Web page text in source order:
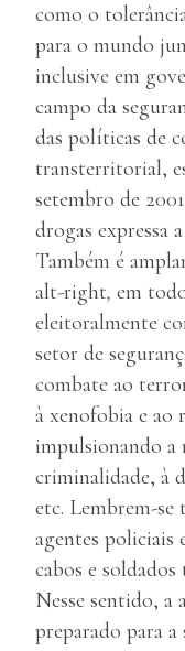
como o
para o mundo
inclusive em
campo da
das políticas de
transterritorial,
setembro de
drogas expressa
Também é
alt-right, em
eleitoralmente
setor de
combate ao
à xenofobia e ao
impulsionando a
criminalidade, à
etc. Lembrem-se
agentes policiais
cabos e
Nesse sentido,
preparado para a